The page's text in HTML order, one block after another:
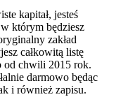
kapitał, jesteś
którym będziesz
zakład
całkowitą listę
od chwili 2015 rok.
darmowo będąc
i również zapisu.